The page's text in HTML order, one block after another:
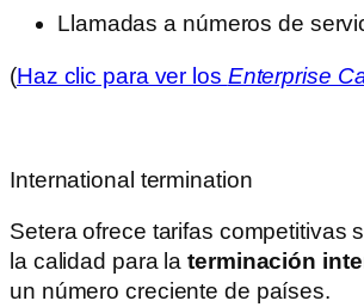
Llamadas a números de
(Haz clic para ver los Enterprise
International termination
Setera ofrece tarifas competitivas
la calidad para laterminación
un número creciente de países.